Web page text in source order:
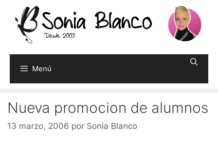
contenido
Menú
Nueva promocion de alumnos
13 marzo, 2006 por Sonia Blanco